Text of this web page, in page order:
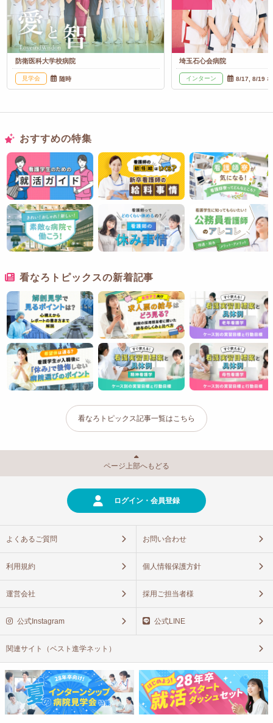
防衛医科大学校病院
見学会 随時
埼玉石心会病院
インターン 8/17, 8/19
おすすめの特集
看なろトピックスの新着記事
看なろトピックス記事一覧はこちら
ページ上部へもどる
ログイン・会員登録
よくあるご質問 お問い合わせ
利用規約 個人情報保護方針
運営会社 採用ご担当者様
公式Instagram 公式LINE
関連サイト（ベスト進学ネット）